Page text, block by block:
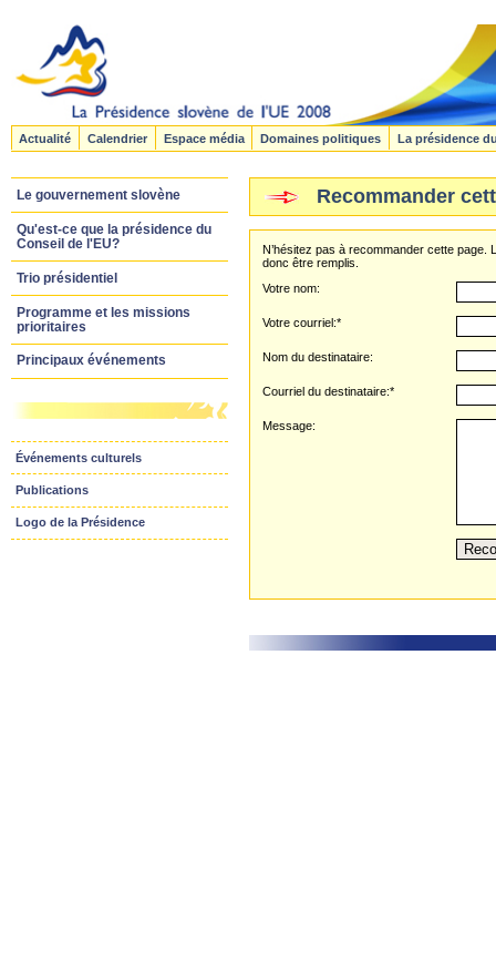
Actualité Calendrier Espace média Domaines politiques La présidence
Le gouvernement slovène
Qu'est-ce que la présidence du
Conseil de l'EU?
Trio présidentiel
Programme et les missions
prioritaires
Principaux événements
Événements culturels
Publications
Logo de la Présidence
Recommander
N’hésitez pas à recommander cette page.
donc être remplis.
Votre nom:
Votre courriel:*
Nom du destinataire:
Courriel du destinataire:*
Message: